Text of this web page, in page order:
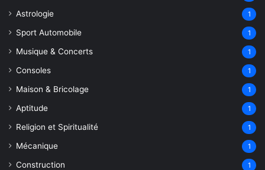
Astrologie 1
Sport Automobile 1
Musique & Concerts 1
Consoles 1
Maison & Bricolage 1
Aptitude 1
Religion et Spiritualité 1
Mécanique 1
Construction 1